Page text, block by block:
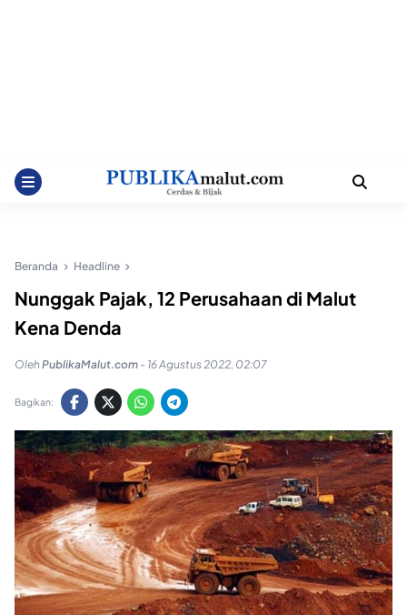
Beranda Headline
Nunggak Pajak, 12 Perusahaan di Malut
Kena Denda
OlehPublikaMalut.com - 16 Agustus 2022, 02:07
Bagikan: